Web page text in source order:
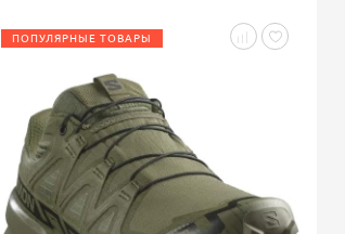
ПОПУЛЯРНЫЕ ТОВАРЫ